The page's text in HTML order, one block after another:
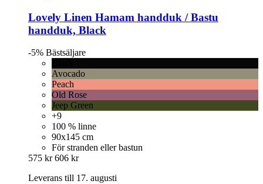
Lovely Linen Hamam handduk / Bastu
handduk, Black
-5% Bästsäljare
Avocado
Peach
Old Rose
Jeep Green
+9
100 % linne
90x145 cm
För stranden eller bastun
575 kr 606 kr
Leverans till 17. augusti